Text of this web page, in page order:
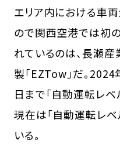
エリア内における車
ので関西空港では初
れているのは、長瀬
製「EZTow」だ。
日まで「自動運転レベ
現在は「自動運転レ
いる。